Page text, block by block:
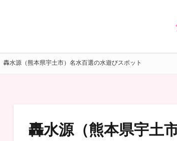
轟水源（熊本県宇土市）名水百選の水遊びスポット
轟水源（熊本県宇土